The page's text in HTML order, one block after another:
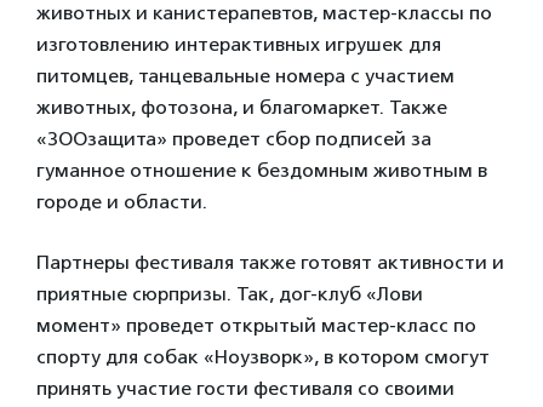
животных и канистерапевтов, мастер-классы по
изготовлению интерактивных игрушек для
питомцев, танцевальные номера с участием
животных, фотозона, и благомаркет. Также
«ЗООзащита» проведет сбор подписей за
гуманное отношение к бездомным животным в
городе и области.
Партнеры фестиваля также готовят активности и
приятные сюрпризы. Так, дог-клуб «Лови
момент» проведет открытый мастер-класс по
спорту для собак «Ноузворк», в котором смогут
принять участие гости фестиваля со своими